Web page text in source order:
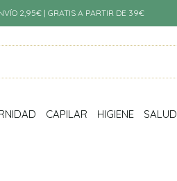
2,95€ | GRATIS A PARTIR DE 39€
CAPILAR HIGIENE SALUD